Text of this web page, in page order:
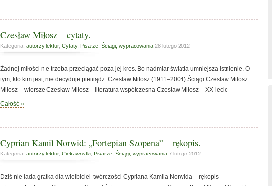
Czesław Miłosz – cytaty.
Kategoria: autorzy lektur, Cytaty, Pisarze Ściągi, wypracowania 28 lutego 2012
Żadnej miłości nie trzeba przeciągać poza jej kres. Bo nadmiar światła umniejsza istnienie. O
tym, kto kim jest, nie decyduje pieniądz. Czesław Miłosz (1911–2004) Ściągi Czesław Miłosz:
Miłosz – wiersze Czesław Miłosz – literatura współczesna Czesław Miłosz – XX-lecie
Całość »
Cyprian Kamil Norwid: „Fortepian Szopena” – rękopis.
Kategoria: autorzy lektur, Ciekawostki Pisarze Ściągi, wypracowania 7 lutego 2012
Dziś nie lada gratka dla wielbicieli twórczości Cypriana Kamila Norwida – rękopis